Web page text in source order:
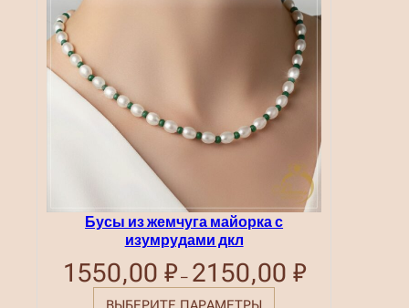
Бусы из жемчуга майорка с
изумрудами дкл
1550,00 ₽ – 2150,00 ₽Диапазон